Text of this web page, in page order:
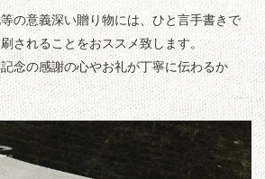
の意義深い贈り物には、ひと言手書きで
されることをおススメ致します。
念の感謝の心やお礼が丁寧に伝わるか